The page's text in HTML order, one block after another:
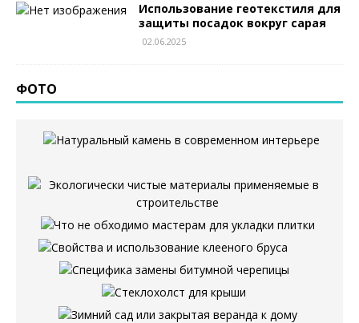
Использование геотекстиля для
защиты посадок вокруг сарая
02.06.2025
ФОТО